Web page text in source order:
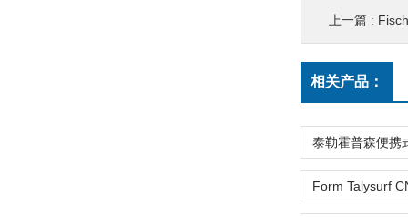
上一篇 :
相关产品：